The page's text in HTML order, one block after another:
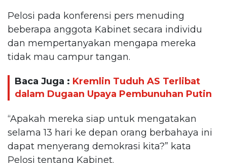
Pelosi pada konferensi pers menuding
beberapa anggota Kabinet secara individu
dan mempertanyakan mengapa mereka
tidak mau campur tangan.
Baca Juga : Kremlin Tuduh AS Terlibat
dalam Dugaan Upaya Pembunuhan Putin
“Apakah mereka siap untuk mengatakan
selama 13 hari ke depan orang berbahaya ini
dapat menyerang demokrasi kita?” kata
Pelosi tentang Kabinet.